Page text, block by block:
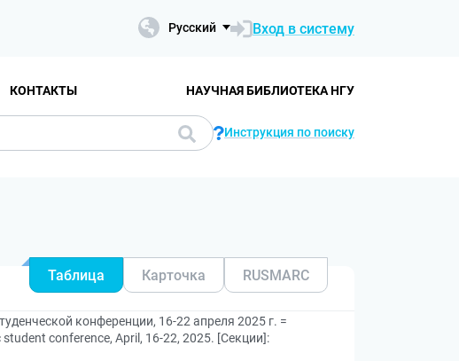
Русский Вход в систему
КОНТАКТЫ НАУЧНАЯ БИБЛИОТЕКА НГУ
Инструкция по поиску
Таблица Карточка RUSMARC
конференции, 16-22 апреля 2025 г. =
conference, April, 16-22, 2025. [Секции]: